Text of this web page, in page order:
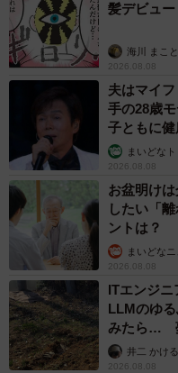
髪デビュ
海川 まこと
2026.08.08
夫はマイ
手の28歳
子ともに
まいどな
2026.08.08
お盆明け
したい「
ントは？
まいどな
2026.08.08
ITエンジ
LLMのゆ
みたら…
るか井二 かける
2026.08.08